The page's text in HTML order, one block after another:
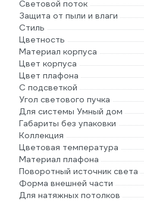
Световой поток
Защита от пыли и влаги
Стиль
Цветность
Материал корпуса
Цвет корпуса
Цвет плафона
С подсветкой
Угол светового пучка
Для системы Умный дом
Габариты без упаковки
Коллекция
Цветовая температура
Материал плафона
Поворотный источник света
Форма внешней части
Для натяжных потолков